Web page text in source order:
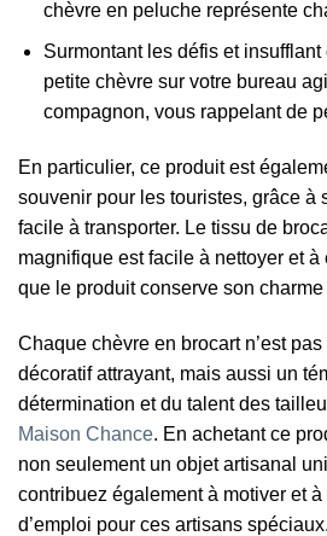
chèvre en peluche représente
Surmontant les défis et
petite chèvre sur votre bureau
compagnon, vous rappelant de
En particulier, ce produit est
souvenir pour les touristes, grâce à
facile à transporter. Le tissu de
magnifique est facile à nettoyer et
que le produit conserve son
Chaque chèvre en brocart n’est
décoratif attrayant, mais aussi un
détermination et du talent des
Maison Chance. En achetant ce
non seulement un objet artisanal
contribuez également à motiver et
d’emploi pour ces artisans spéciaux.